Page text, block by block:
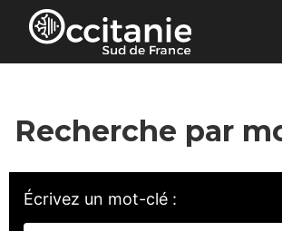
Panneau de gestion des cookies
Recherche par
Écrivez un mot-clé :